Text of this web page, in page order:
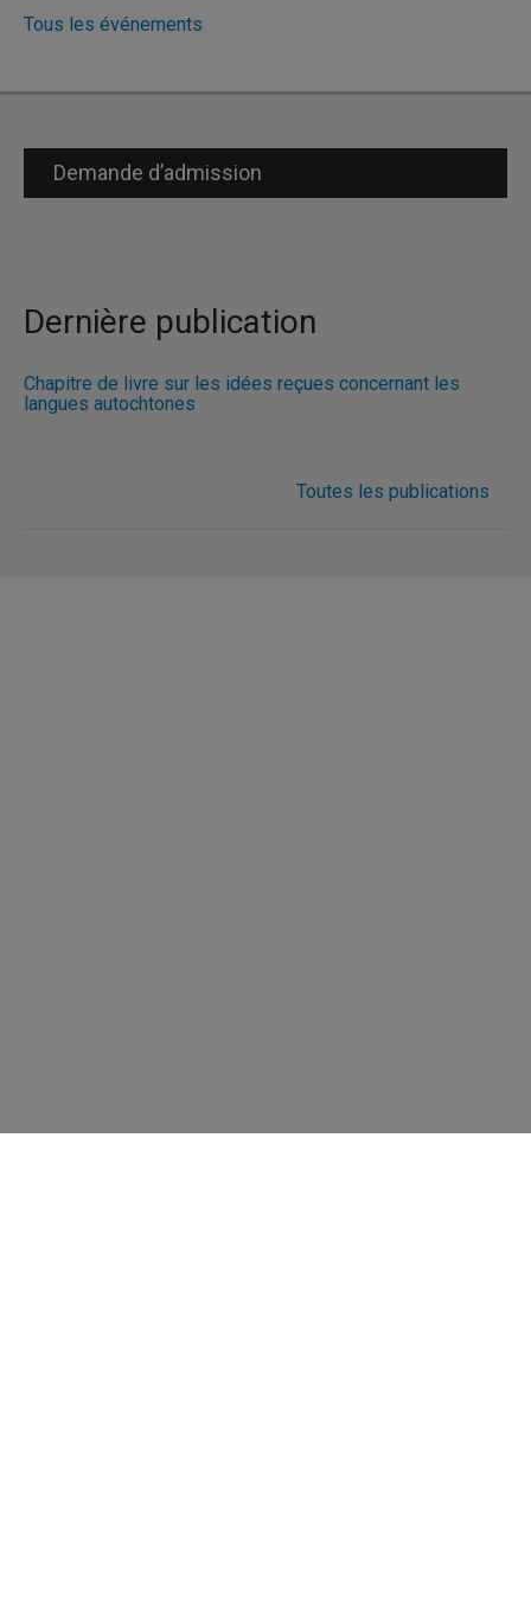
Tous les événements
Demande d’admission
Dernière publication
Chapitre de livre sur les idées reçues concernant les
langues autochtones
Toutes les publications